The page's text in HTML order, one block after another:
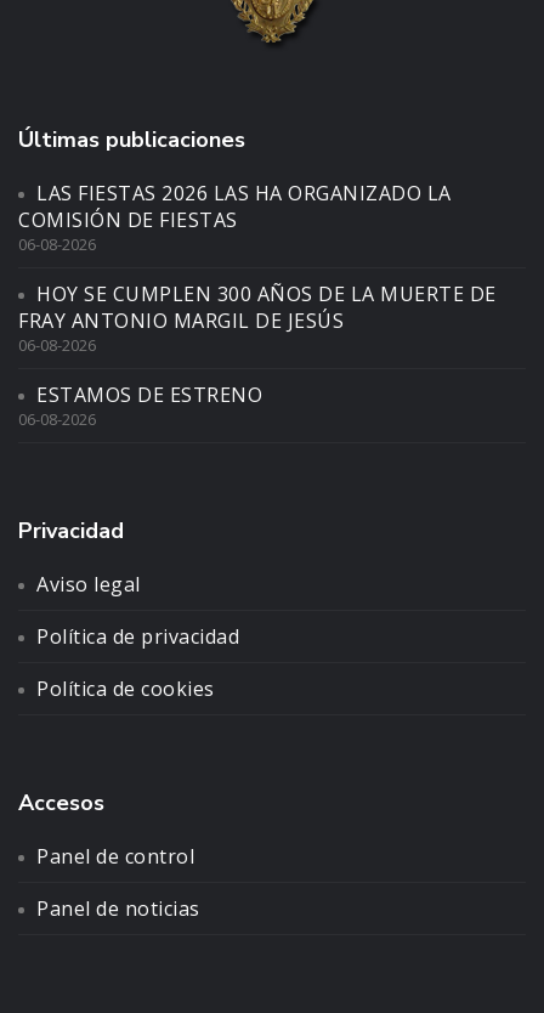
Últimas publicaciones
LAS FIESTAS 2026 LAS HA ORGANIZADO LA
COMISIÓN DE FIESTAS
06-08-2026
HOY SE CUMPLEN 300 AÑOS DE LA MUERTE DE
FRAY ANTONIO MARGIL DE JESÚS
06-08-2026
ESTAMOS DE ESTRENO
06-08-2026
Privacidad
Aviso legal
Política de privacidad
Política de cookies
Accesos
Panel de control
Panel de noticias